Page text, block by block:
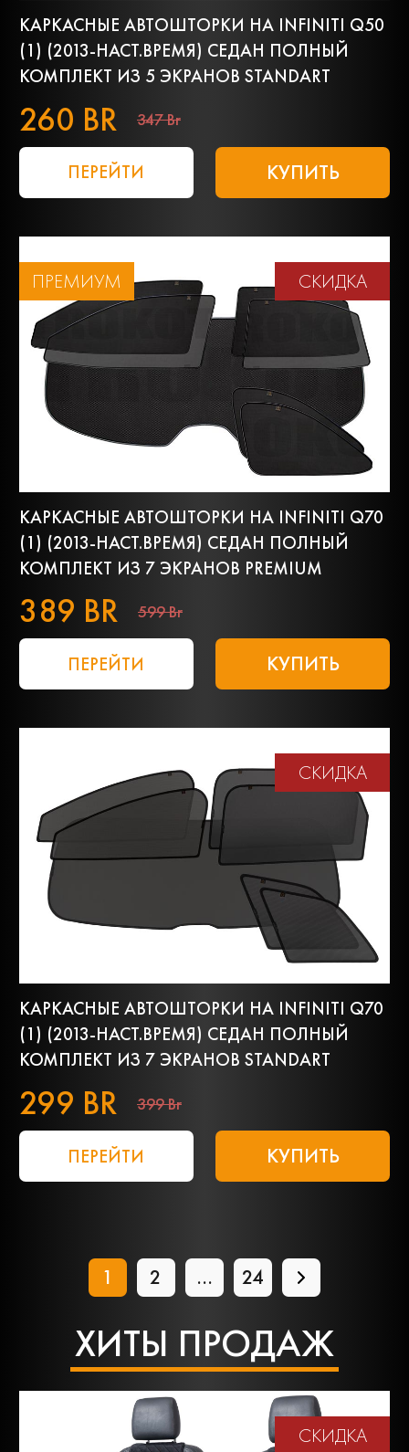
КАРКАСНЫЕ АВТОШТОРКИ НА INFINITI Q50
(1) (2013-НАСТ.ВРЕМЯ) СЕДАН ПОЛНЫЙ
КОМПЛЕКТ ИЗ 5 ЭКРАНОВ STANDART
260 BR 347 Br
ПЕРЕЙТИ КУПИТЬ
ПРЕМИУМ СКИДКА
КАРКАСНЫЕ АВТОШТОРКИ НА INFINITI Q70
(1) (2013-НАСТ.ВРЕМЯ) СЕДАН ПОЛНЫЙ
КОМПЛЕКТ ИЗ 7 ЭКРАНОВ PREMIUM
389 BR 599 Br
ПЕРЕЙТИ КУПИТЬ
СКИДКА
КАРКАСНЫЕ АВТОШТОРКИ НА INFINITI Q70
(1) (2013-НАСТ.ВРЕМЯ) СЕДАН ПОЛНЫЙ
КОМПЛЕКТ ИЗ 7 ЭКРАНОВ STANDART
299 BR 399 Br
ПЕРЕЙТИ КУПИТЬ
1 2 ... 24
ХИТЫ ПРОДАЖ
СКИДКА